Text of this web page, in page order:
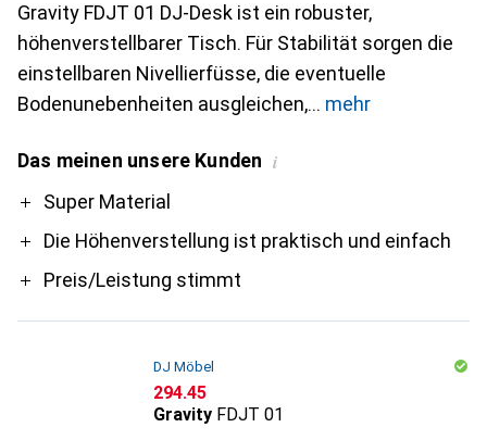
Gravity FDJT 01 DJ-Desk ist ein robuster,
höhenverstellbarer Tisch. Für Stabilität sorgen die
einstellbaren Nivellierfüsse, die eventuelle
Bodenunebenheiten ausgleichen,
mehr
Das meinen unsere Kunden i
ProSuper Material
Die Höhenverstellung ist praktisch und einfach
Preis/Leistung stimmt
DJ Möbel
CHF
294.45
Gravity FDJT 01